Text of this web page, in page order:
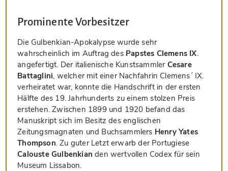
Prominente Vorbesitzer
Die Gulbenkian-Apokalypse wurde sehr
wahrscheinlich im Auftrag des Papstes Clemens IX.
angefertigt. Der italienische Kunstsammler Cesare
Battaglini, welcher mit einer Nachfahrin Clemens´ IX.
verheiratet war, konnte die Handschrift in der ersten
Hälfte des 19. Jahrhunderts zu einem stolzen Preis
erstehen. Zwischen 1899 und 1920 befand das
Manuskript sich im Besitz des englischen
Zeitungsmagnaten und Buchsammlers Henry Yates
Thompson. Zu guter Letzt erwarb der Portugiese
Calouste Gulbenkian den wertvollen Codex für sein
Museum Lissabon.